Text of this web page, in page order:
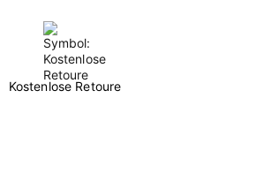
Kostenlose Retoure